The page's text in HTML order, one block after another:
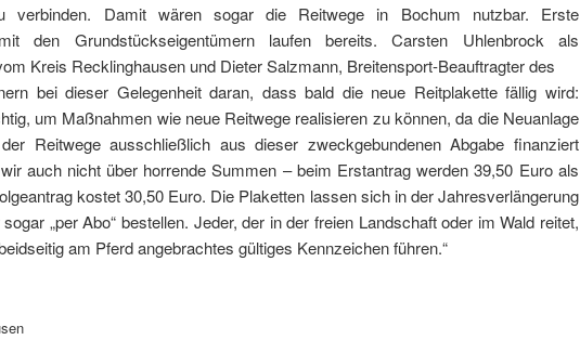
verbinden. Damit wären sogar die Reitwege in Bochum nutzbar. Erste
mit den Grundstückseigentümern laufen bereits. Carsten Uhlenbrock als
Kreis Recklinghausen und Dieter Salzmann, Breitensport-Beauftragter des
bei dieser Gelegenheit daran, dass bald die neue Reitplakette fällig wird:
um Maßnahmen wie neue Reitwege realisieren zu können, da die Neuanlage
Reitwege ausschließlich aus dieser zweckgebundenen Abgabe finanziert
auch nicht über horrende Summen – beim Erstantrag werden 39,50 Euro als
kostet 30,50 Euro. Die Plaketten lassen sich in der Jahresverlängerung
„per Abo“ bestellen. Jeder, der in der freien Landschaft oder im Wald reitet,
am Pferd angebrachtes gültiges Kennzeichen führen.“